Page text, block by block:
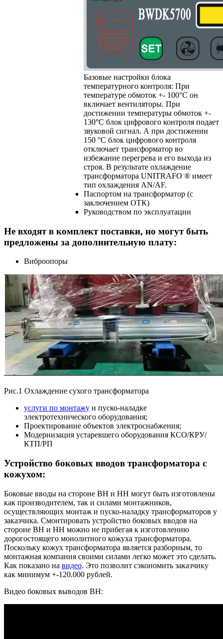
Базовые настройки блока
температурного контроля: При
температуре обмоток +- 100°C он
включает вентиляторы. При
достижении температуры обмоток +-
130°C блок цифрового контроля подает
звуковой сигнал. А при достижении
150 °C блок цифрового контроля
отключает трансформатор во
избежание перегрева и его выхода из
строя. В результате охлаждение
трансформатора UNITRAFO ® имеет
тип охлаждения AN/AF.
Паспортом на трансформатор (с
заключением ОТК)
Руководством по эксплуатации
Не входят в комплект поставки, но могут быть
предложены за дополнительную плату:
Виброопоры
Рис.1 Охлаждение сухого трансформатора
услуги по монтажу и пуско-наладке
электротехнического оборудования;
Проектирование объектов электроснабжения;
Модернизация устаревшего оборудования КСО/КРУ/
КТП/РП
Устройство боковых вводов трансформатора с
кожухом:
Боковые вводы на стороне ВН и НН могут быть изготовлены
как производителем, так и силами монтажников,
осуществляющих монтаж и пуско-наладку трансформаторов у
заказчика. Смонтировать устройство боковых вводов на
стороне ВН и НН можно не прибегая к изготовлению
дорогостоящего монолитного кожуха трансформатора.
Поскольку кожух трансформатора является разборным, то
монтажная компания своими силами легко может это сделать.
Как показано на видео. Это позволит сэкономить заказчику
как минимум +-120.000 рублей.
Видео боковых выводов ВН: